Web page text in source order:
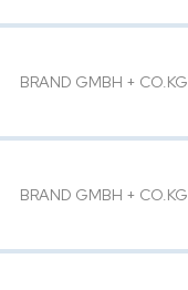
BRAND GMBH + CO.KG
BRAND GMBH + CO.KG